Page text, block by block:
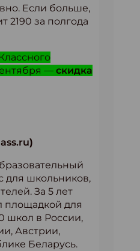
Если больше,
2190 за полгода
— скидка
)
для школьников,
За 5 лет
площадкой для
школ в России,
Австрии,
Беларусь.